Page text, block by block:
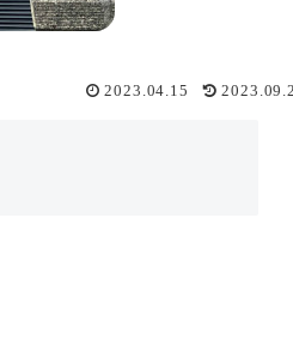
2023.04.15